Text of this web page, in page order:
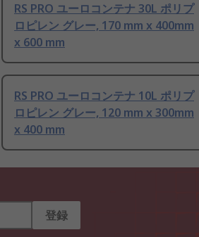
RS PRO ユーロコンテナ 30L ポリプ
ロピレン グレー, 170 mm x 400mm
x 600 mm
RS PRO ユーロコンテナ 10L ポリプ
ロピレン グレー, 120 mm x 300mm
x 400 mm
登録